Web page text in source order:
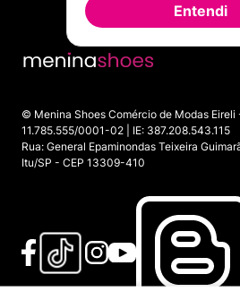
© Menina Shoes Comércio de Modas Eireli
11.785.555/0001-02 | IE: 387.208.543.115
Rua: General Epaminondas Teixeira
Itu/SP - CEP 13309-410
Entendi